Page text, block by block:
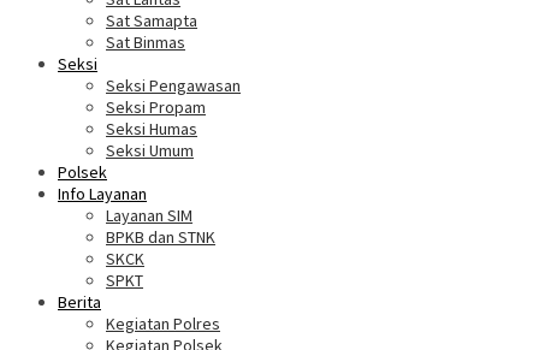
Sat Samapta
Sat Binmas
Seksi
Seksi Pengawasan
Seksi Propam
Seksi Humas
Seksi Umum
Polsek
Info Layanan
Layanan SIM
BPKB dan STNK
SKCK
SPKT
Berita
Kegiatan Polres
Kegiatan Polsek